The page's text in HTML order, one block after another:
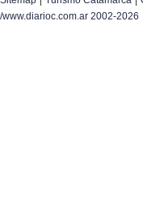
/www.diarioc.com.ar 2002-2026